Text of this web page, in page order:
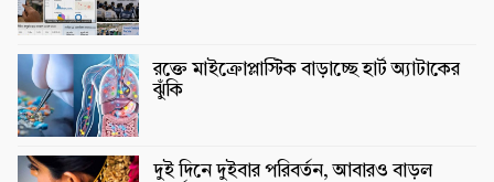
রক্তে মাইক্রোপ্লাস্টিক বাড়াচ্ছে হার্ট অ্যাটাকের
ঝুঁকি
দুই দিনে দুইবার পরিবর্তন, আবারও বাড়ল